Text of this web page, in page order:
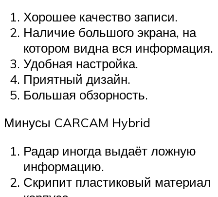
Хорошее качество записи.
Наличие большого экрана, на
котором видна вся информация.
Удобная настройка.
Приятный дизайн.
Большая обзорность.
Минусы CARCAM Hybrid
Радар иногда выдаёт ложную
информацию.
Скрипит пластиковый материал